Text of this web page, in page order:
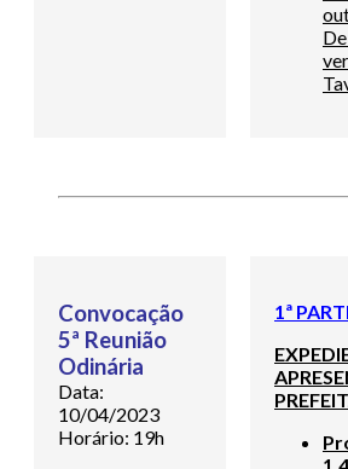
Convocação
5ª Reunião
Odinária
Data:
10/04/2023
Horário: 19h
1ª